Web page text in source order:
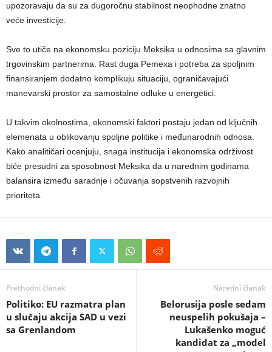
upozoravaju da su za dugoročnu stabilnost neophodne znatno
veće investicije.
Sve to utiče na ekonomsku poziciju Meksika u odnosima sa glavnim
trgovinskim partnerima. Rast duga Pemexa i potreba za spoljnim
finansiranjem dodatno komplikuju situaciju, ograničavajući
manevarski prostor za samostalne odluke u energetici.
U takvim okolnostima, ekonomski faktori postaju jedan od ključnih
elemenata u oblikovanju spoljne politike i međunarodnih odnosa.
Kako analitičari ocenjuju, snaga institucija i ekonomska održivost
biće presudni za sposobnost Meksika da u narednim godinama
balansira između saradnje i očuvanja sopstvenih razvojnih
prioriteta.
Prethodni članak
Politiko: EU razmatra plan
u slučaju akcija SAD u vezi
sa Grenlandom
Naredni članak
Belorusija posle sedam
neuspelih pokušaja –
Lukašenko moguć
kandidat za „model